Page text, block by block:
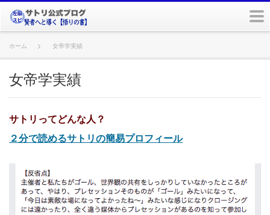
ホーム 女帝学実績
女帝学実績
サトリってどんな人？
２分で読めるサトリの簡易プロフィール